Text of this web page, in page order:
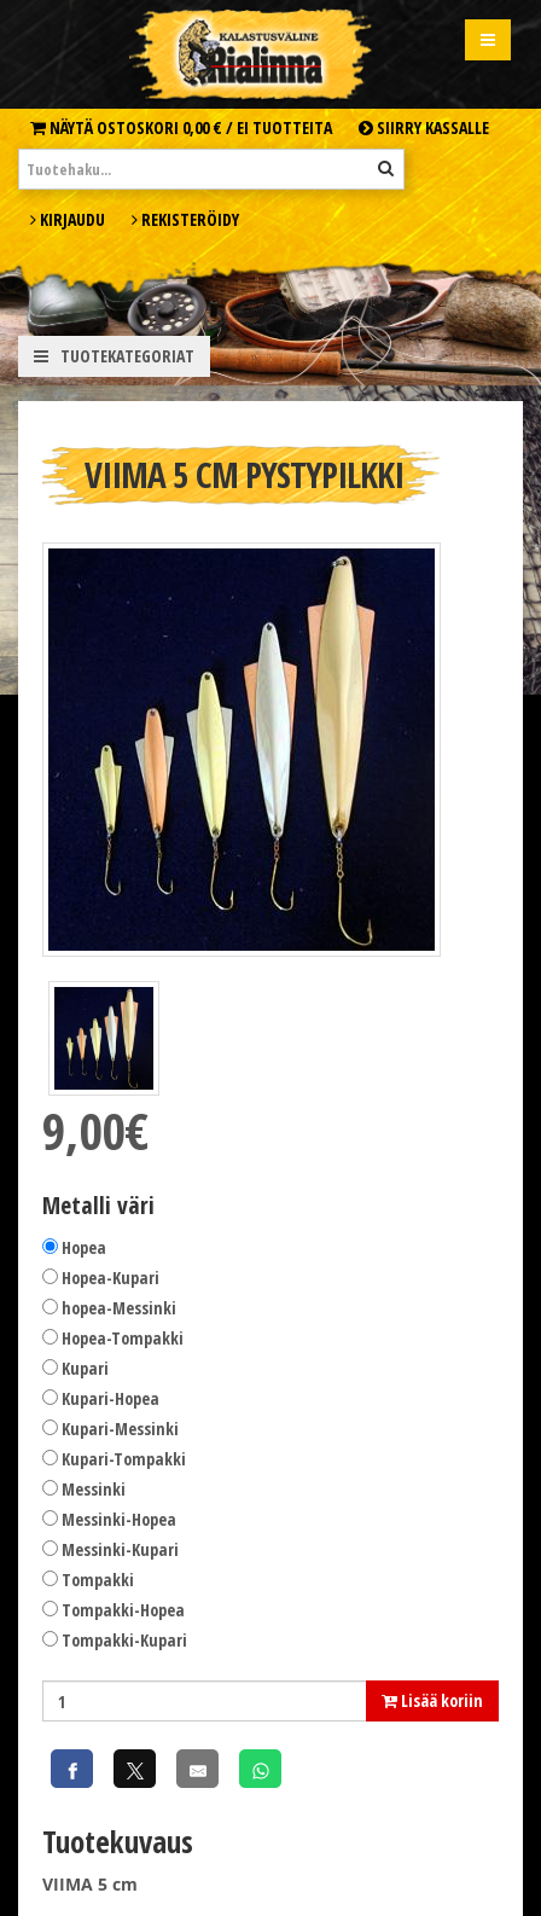
NÄYTÄ OSTOSKORI 0,00 € / EI TUOTTEITA SIIRRY KASSALLE
KIRJAUDU REKISTERÖIDY
TUOTEKATEGORIAT
VIIMA 5 CM PYSTYPILKKI
9,00€
Metalli väri
Hopea
Hopea-Kupari
hopea-Messinki
Hopea-Tompakki
Kupari
Kupari-Hopea
Kupari-Messinki
Kupari-Tompakki
Messinki
Messinki-Hopea
Messinki-Kupari
Tompakki
Tompakki-Hopea
Tompakki-Kupari
Lisää koriin
Tuotekuvaus
VIIMA 5 cm